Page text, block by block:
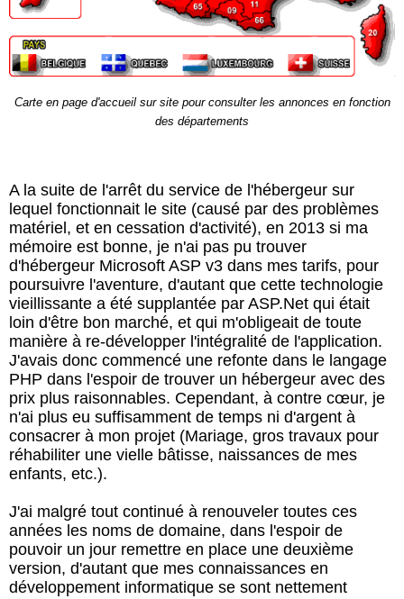
Carte en page d'accueil sur site pour consulter les annonces en fonction
des départements
A la suite de l'arrêt du service de l'hébergeur sur
lequel fonctionnait le site (causé par des problèmes
matériel, et en cessation d'activité), en 2013 si ma
mémoire est bonne, je n'ai pas pu trouver
d'hébergeur Microsoft ASP v3 dans mes tarifs, pour
poursuivre l'aventure, d'autant que cette technologie
vieillissante a été supplantée par ASP.Net qui était
loin d'être bon marché, et qui m'obligeait de toute
manière à re-développer l'intégralité de l'application.
J'avais donc commencé une refonte dans le langage
PHP dans l'espoir de trouver un hébergeur avec des
prix plus raisonnables. Cependant, à contre cœur, je
n'ai plus eu suffisamment de temps ni d'argent à
consacrer à mon projet (Mariage, gros travaux pour
réhabiliter une vielle bâtisse, naissances de mes
enfants, etc.).
J'ai malgré tout continué à renouveler toutes ces
années les noms de domaine, dans l'espoir de
pouvoir un jour remettre en place une deuxième
version, d'autant que mes connaissances en
développement informatique se sont nettement